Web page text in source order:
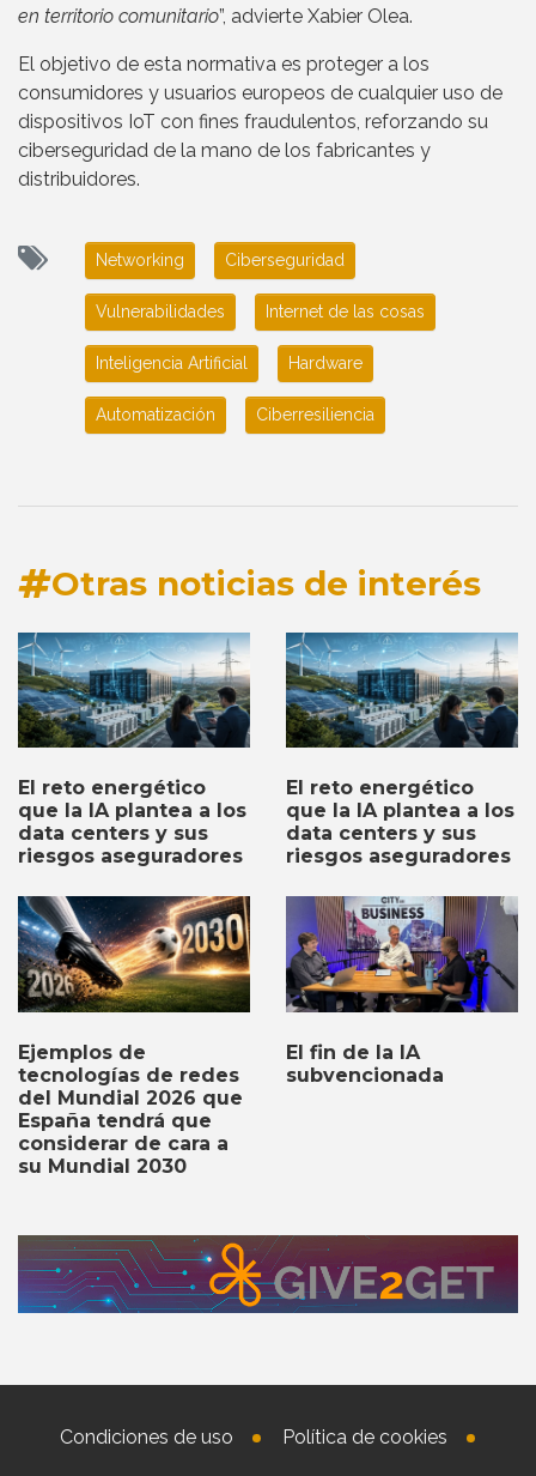
en territorio comunitario”, advierte Xabier Olea.
El objetivo de esta normativa es proteger a los
consumidores y usuarios europeos de cualquier uso de
dispositivos IoT con fines fraudulentos, reforzando su
ciberseguridad de la mano de los fabricantes y
distribuidores.
Networking Ciberseguridad
Vulnerabilidades Internet de las cosas
Inteligencia Artificial Hardware
Automatización Ciberresiliencia
Otras noticias de interés
El reto energético
que la IA plantea a los
data centers y sus
riesgos aseguradores
El reto energético
que la IA plantea a los
data centers y sus
riesgos aseguradores
Ejemplos de
tecnologías de redes
del Mundial 2026 que
España tendrá que
considerar de cara a
su Mundial 2030
El fin de la IA
subvencionada
Condiciones de uso Política de cookies